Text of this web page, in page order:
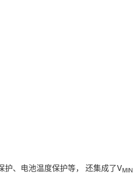
护、电池温度保护等， 还集成了VMIN